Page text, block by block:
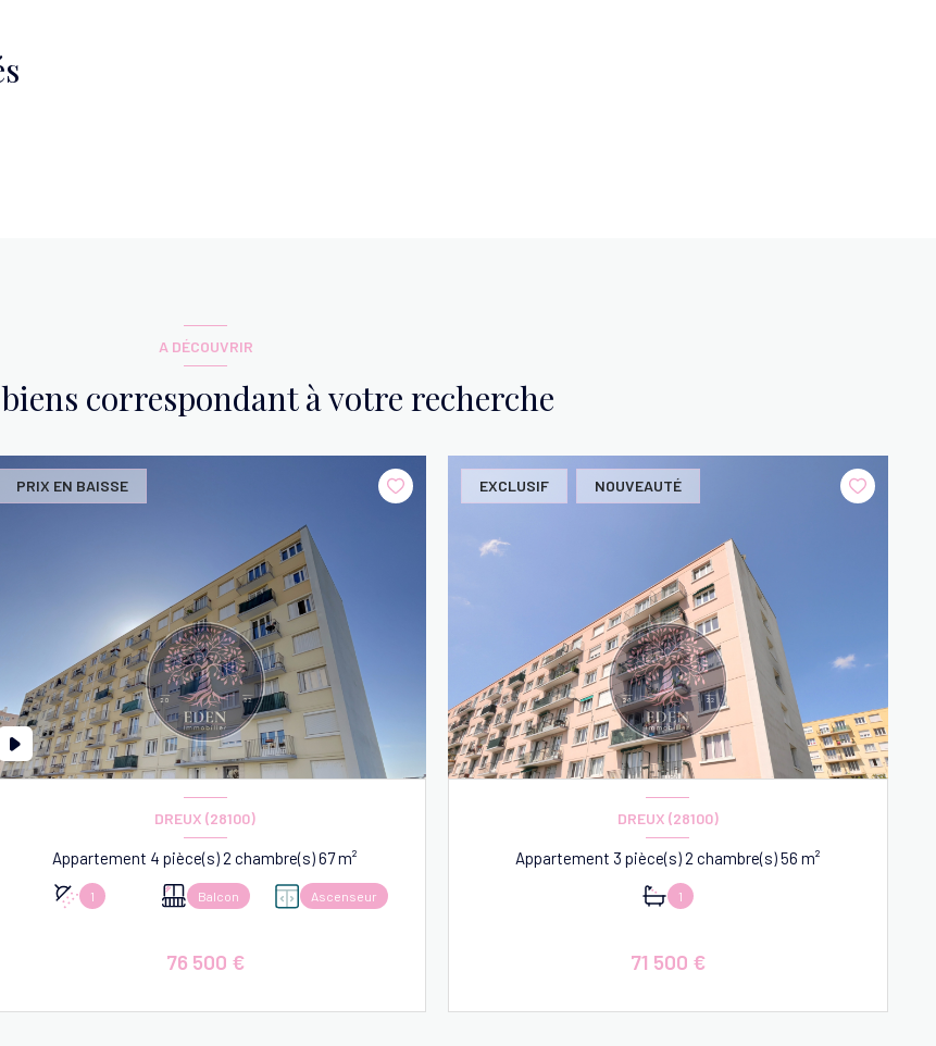
A DÉCOUVRIR
correspondant à votre recherche
PRIX EN BAISSE
DREUX (28100)
Appartement 4 pièce(s) 2 chambre(s) 67 m²
1 Balcon Ascenseur
76 500 €
VOIR LE BIEN
EXCLUSIF NOUVEAUTÉ
DREUX (28100)
Appartement 3 pièce(s) 2 chambre(s) 56 m²
1
71 500 €
VOIR LE BIEN